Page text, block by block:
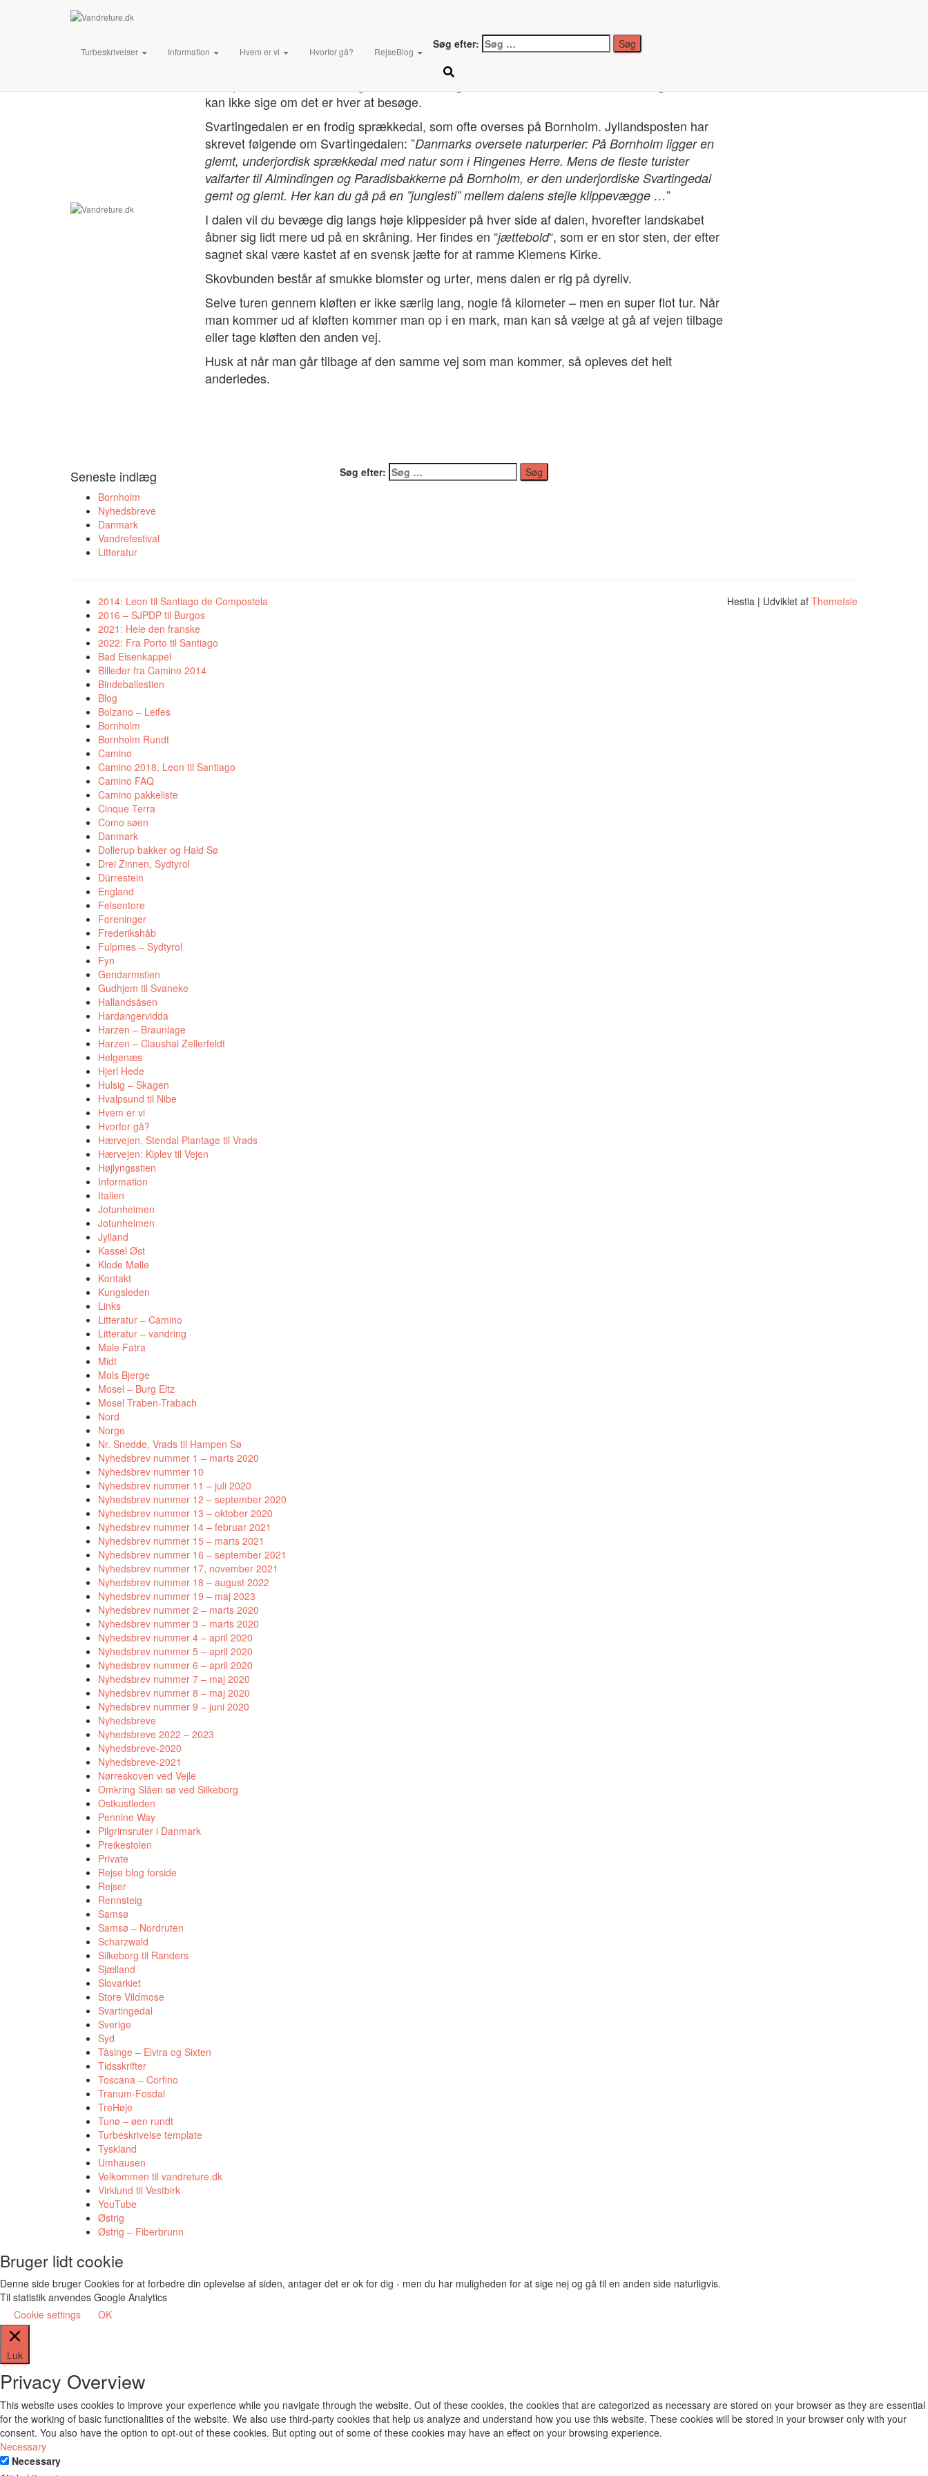
Turbeskrivelser Information Hvem er vi Hvorfor gå? RejseBlog
Søg efter:
Kurt Sejr Hansen
kan ikke sige om det er hver at besøge.
Svartingedalen er en frodig sprækkedal, som ofte overses på Bornholm. Jyllandsposten har
skrevet følgende om Svartingedalen: ”Danmarks oversete naturperler: På Bornholm ligger en
glemt, underjordisk sprækkedal med natur som i Ringenes Herre. Mens de fleste turister
valfarter til Almindingen og Paradisbakkerne på Bornholm, er den underjordiske Svartingedal
gemt og glemt. Her kan du gå på en ”junglesti” mellem dalens stejle klippevægge …”
I dalen vil du bevæge dig langs høje klippesider på hver side af dalen, hvorefter landskabet
åbner sig lidt mere ud på en skråning. Her findes en “jættebold“, som er en stor sten, der efter
sagnet skal være kastet af en svensk jætte for at ramme Klemens Kirke.
Skovbunden består af smukke blomster og urter, mens dalen er rig på dyreliv.
Selve turen gennem kløften er ikke særlig lang, nogle få kilometer – men en super flot tur. Når
man kommer ud af kløften kommer man op i en mark, man kan så vælge at gå af vejen tilbage
eller tage kløften den anden vej.
Husk at når man går tilbage af den samme vej som man kommer, så opleves det helt
anderledes.
Seneste indlæg
Bornholm
Nyhedsbreve
Danmark
Vandrefestival
Litteratur
Søg efter:
2014: Leon til Santiago de Compostela
2016 – SJPDP til Burgos
2021: Hele den franske
2022: Fra Porto til Santiago
Bad Eisenkappel
Billeder fra Camino 2014
Bindeballestien
Blog
Bolzano – Leifes
Bornholm
Bornholm Rundt
Camino
Camino 2018, Leon til Santiago
Camino FAQ
Camino pakkeliste
Cinque Terra
Como søen
Danmark
Dollerup bakker og Hald Sø
Drei Zinnen, Sydtyrol
Dürrestein
England
Felsentore
Foreninger
Frederikshåb
Fulpmes – Sydtyrol
Fyn
Gendarmstien
Gudhjem til Svaneke
Hallandsåsen
Hardangervidda
Harzen – Braunlage
Harzen – Claushal Zellerfeldt
Helgenæs
Hjerl Hede
Hulsig – Skagen
Hvalpsund til Nibe
Hvem er vi
Hvorfor gå?
Hærvejen, Stendal Plantage til Vrads
Hærvejen: Kiplev til Vejen
Højlyngsstien
Information
Italien
Jotunheimen
Jotunheimen
Jylland
Kassel Øst
Klode Mølle
Kontakt
Kungsleden
Links
Litteratur – Camino
Litteratur – vandring
Male Fatra
Midt
Mols Bjerge
Mosel – Burg Eltz
Mosel Traben-Trabach
Nord
Norge
Nr. Snedde, Vrads til Hampen Sø
Nyhedsbrev nummer 1 – marts 2020
Nyhedsbrev nummer 10
Nyhedsbrev nummer 11 – juli 2020
Nyhedsbrev nummer 12 – september 2020
Nyhedsbrev nummer 13 – oktober 2020
Nyhedsbrev nummer 14 – februar 2021
Nyhedsbrev nummer 15 – marts 2021
Nyhedsbrev nummer 16 – september 2021
Nyhedsbrev nummer 17, november 2021
Nyhedsbrev nummer 18 – august 2022
Nyhedsbrev nummer 19 – maj 2023
Nyhedsbrev nummer 2 – marts 2020
Nyhedsbrev nummer 3 – marts 2020
Nyhedsbrev nummer 4 – april 2020
Nyhedsbrev nummer 5 – april 2020
Nyhedsbrev nummer 6 – april 2020
Nyhedsbrev nummer 7 – maj 2020
Nyhedsbrev nummer 8 – maj 2020
Nyhedsbrev nummer 9 – juni 2020
Nyhedsbreve
Nyhedsbreve 2022 – 2023
Nyhedsbreve-2020
Nyhedsbreve-2021
Nørreskoven ved Vejle
Omkring Slåen sø ved Silkeborg
Ostkustleden
Pennine Way
Pilgrimsruter i Danmark
Preikestolen
Private
Rejse blog forside
Rejser
Rennsteig
Samsø
Samsø – Nordruten
Scharzwald
Silkeborg til Randers
Sjælland
Slovarkiet
Store Vildmose
Svartingedal
Sverige
Syd
Tåsinge – Elvira og Sixten
Tidsskrifter
Toscana – Corfino
Tranum-Fosdal
TreHøje
Tunø – øen rundt
Turbeskrivelse template
Tyskland
Umhausen
Velkommen til vandreture.dk
Virklund til Vestbirk
YouTube
Østrig
Østrig – Fiberbrunn
Hestia | Udviklet af ThemeIsle
Bruger lidt cookie
Denne side bruger Cookies for at forbedre din oplevelse af siden, antager det er ok for dig - men du har muligheden for at sige nej og gå til en anden side naturligvis.
Til statistik anvendes Google Analytics
Cookie settings
OK
Luk
Privacy Overview
This website uses cookies to improve your experience while you navigate through the website. Out of these cookies, the cookies that are categorized as necessary are stored on your browser as they are essential
for the working of basic functionalities of the website. We also use third-party cookies that help us analyze and understand how you use this website. These cookies will be stored in your browser only with your
consent. You also have the option to opt-out of these cookies. But opting out of some of these cookies may have an effect on your browsing experience.
Necessary
Necessary